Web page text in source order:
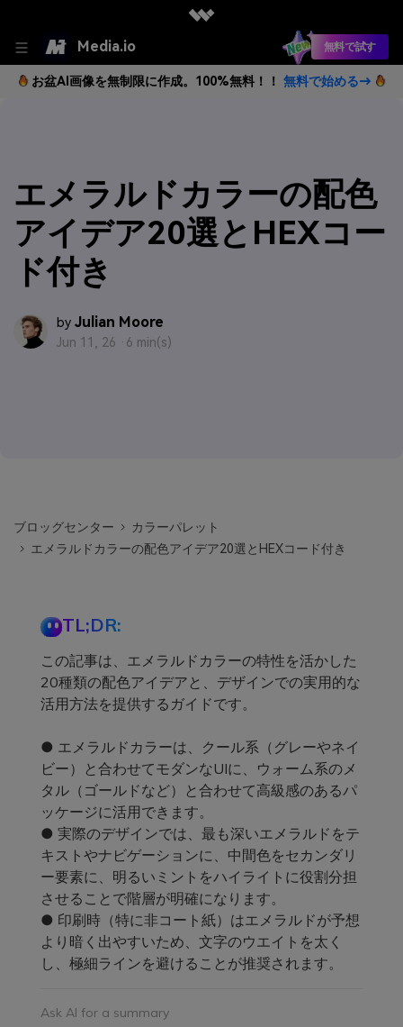
Media.io 無料で試す
お盆AI画像を無制限に作成。100%無料！！ 無料で始める→
エメラルドカラーの配色
アイデア20選とHEXコー
ド付き
by Julian Moore
Jun 11, 26 · 6 min(s)
ブロッグセンター
カラーパレット
エメラルドカラーの配色アイデア20選とHEXコード付き
TL;DR:
この記事は、エメラルドカラーの特性を活かした
20種類の配色アイデアと、デザインでの実用的な
活用方法を提供するガイドです。
● エメラルドカラーは、クール系（グレーやネイ
ビー）と合わせてモダンなUIに、ウォーム系のメ
タル（ゴールドなど）と合わせて高級感のあるパ
ッケージに活用できます。
● 実際のデザインでは、最も深いエメラルドをテ
キストやナビゲーションに、中間色をセカンダリ
ー要素に、明るいミントをハイライトに役割分担
させることで階層が明確になります。
● 印刷時（特に非コート紙）はエメラルドが予想
より暗く出やすいため、文字のウエイトを太く
し、極細ラインを避けることが推奨されます。
Ask AI for a summary